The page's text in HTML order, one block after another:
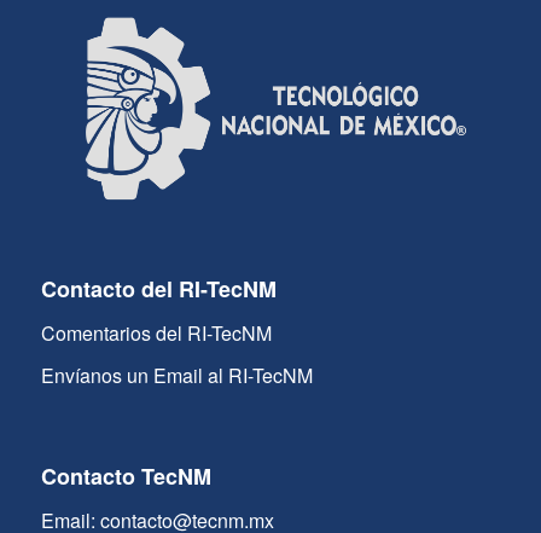
Contacto del RI-TecNM
Comentarios del RI-TecNM
Envíanos un Email al RI-TecNM
Contacto TecNM
Email: contacto@tecnm.mx